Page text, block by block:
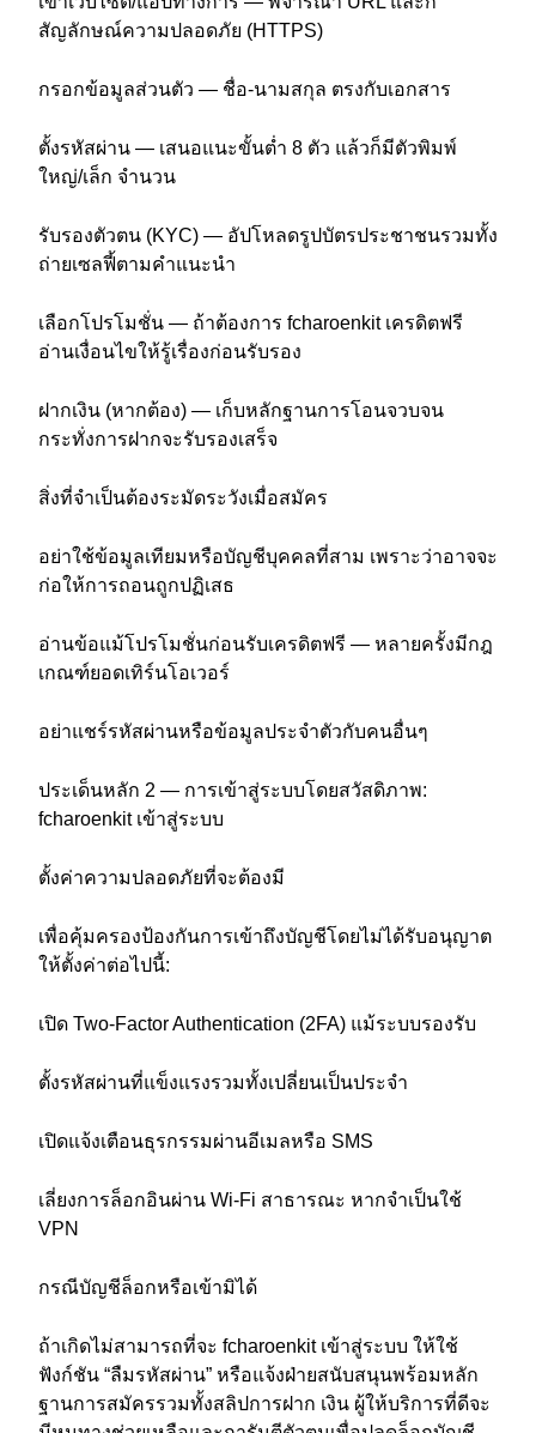
สัญลักษณ์ความปลอดภัย (HTTPS)
กรอกข้อมูลส่วนตัว — ชื่อ-นามสกุล ตรงกับเอกสาร
ตั้งรหัสผ่าน — เสนอแนะขั้นต่ำ 8 ตัว แล้วก็มีตัวพิมพ์
ใหญ่/เล็ก จำนวน
รับรองตัวตน (KYC) — อัปโหลดรูปบัตรประชาชนรวมทั้ง
ถ่ายเซลฟี้ตามคำแนะนำ
เลือกโปรโมชั่น — ถ้าต้องการ fcharoenkit เครดิตฟรี
อ่านเงื่อนไขให้รู้เรื่องก่อนรับรอง
ฝากเงิน (หากต้อง) — เก็บหลักฐานการโอนจวบจน
กระทั่งการฝากจะรับรองเสร็จ
สิ่งที่จำเป็นต้องระมัดระวังเมื่อสมัคร
อย่าใช้ข้อมูลเทียมหรือบัญชีบุคคลที่สาม เพราะว่าอาจจะ
ก่อให้การถอนถูกปฏิเสธ
อ่านข้อแม้โปรโมชั่นก่อนรับเครดิตฟรี — หลายครั้งมีกฎ
เกณฑ์ยอดเทิร์นโอเวอร์
อย่าแชร์รหัสผ่านหรือข้อมูลประจำตัวกับคนอื่นๆ
ประเด็นหลัก 2 — การเข้าสู่ระบบโดยสวัสดิภาพ:
fcharoenkit เข้าสู่ระบบ
ตั้งค่าความปลอดภัยที่จะต้องมี
เพื่อคุ้มครองป้องกันการเข้าถึงบัญชีโดยไม่ได้รับอนุญาต
ให้ตั้งค่าต่อไปนี้:
เปิด Two-Factor Authentication (2FA) แม้ระบบรองรับ
ตั้งรหัสผ่านที่แข็งแรงรวมทั้งเปลี่ยนเป็นประจำ
เปิดแจ้งเตือนธุรกรรมผ่านอีเมลหรือ SMS
เลี่ยงการล็อกอินผ่าน Wi-Fi สาธารณะ หากจำเป็นใช้
VPN
กรณีบัญชีล็อกหรือเข้ามิได้
ถ้าเกิดไม่สามารถที่จะ fcharoenkit เข้าสู่ระบบ ให้ใช้
ฟังก์ชัน “ลืมรหัสผ่าน” หรือแจ้งฝ่ายสนับสนุนพร้อมหลัก
ฐานการสมัครรวมทั้งสลิปการฝาก เงิน ผู้ให้บริการที่ดีจะ